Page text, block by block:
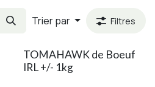
Trier par Filtres
TOMAHAWK de Boeuf
IRL +/- 1kg